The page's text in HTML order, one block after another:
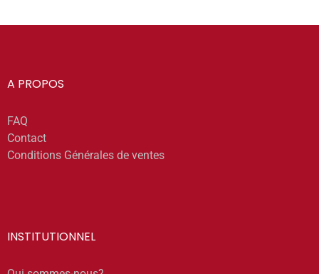
A PROPOS
FAQ
Contact
Conditions Générales de ventes
INSTITUTIONNEL